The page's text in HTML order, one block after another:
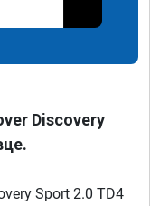
Discovery
Sport 2.0 TD4